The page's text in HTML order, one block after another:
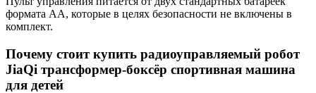
формата AA, которые в целях безопасности не включены в
комплект.
Почему стоит купить радиоуправляемый робот
JiaQi трансформер-боксёр спортивная машина
для детей